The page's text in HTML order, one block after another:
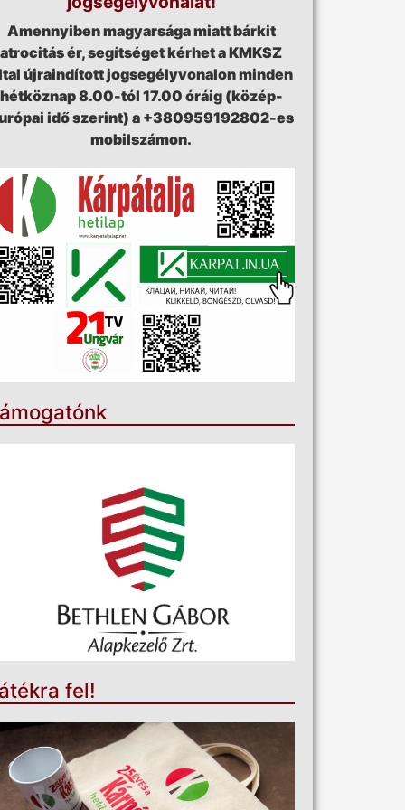
Amennyiben magyarsága miatt bárkit
atrocitás ér, segítséget kérhet a KMKSZ
újraindított jogsegélyvonalon minden
hétköznap 8.00-tól 17.00 óráig (közép-
idő szerint) a +380959192802-es
mobilszámon.
fel!